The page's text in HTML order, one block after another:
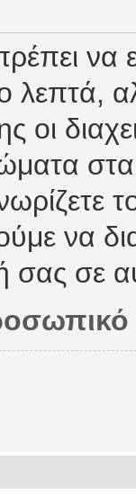
λεπτά,
οι
να
σας σε